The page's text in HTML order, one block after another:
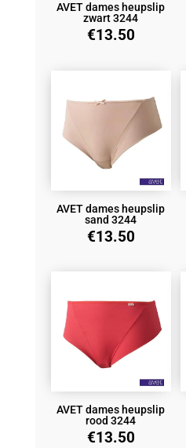
AVET dames heupslip
zwart 3244
€13.50
AVET dames heupslip
sand 3244
€13.50
AVET dames heupslip
rood 3244
€13.50